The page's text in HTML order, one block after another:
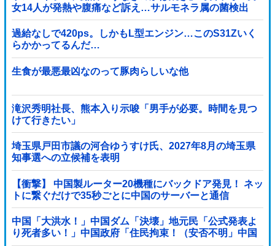
女14人が発熱や腹痛など訴え…サルモネラ属の菌検出
過給なしで420ps。しかもL型エンジン…このS31Zいく
らかかってるんだ…
生食が最悪最凶なのって豚肉らしいな他
滝沢秀明社長、熊本入り示唆「男手が必要。時間を見つ
けて行きたい」
埼玉県戸田市議の河合ゆうすけ氏、2027年8月の埼玉県
知事選への立候補を表明
【衝撃】 中国製ルーター20機種にバックドア発見！ ネッ
トに繋ぐだけで35秒ごとに中国のサーバーと通信
中国「大洪水！」中国ダム「決壊」地元民「公式発表よ
り死者多い！」中国政府「住民拘束！（安否不明」中国